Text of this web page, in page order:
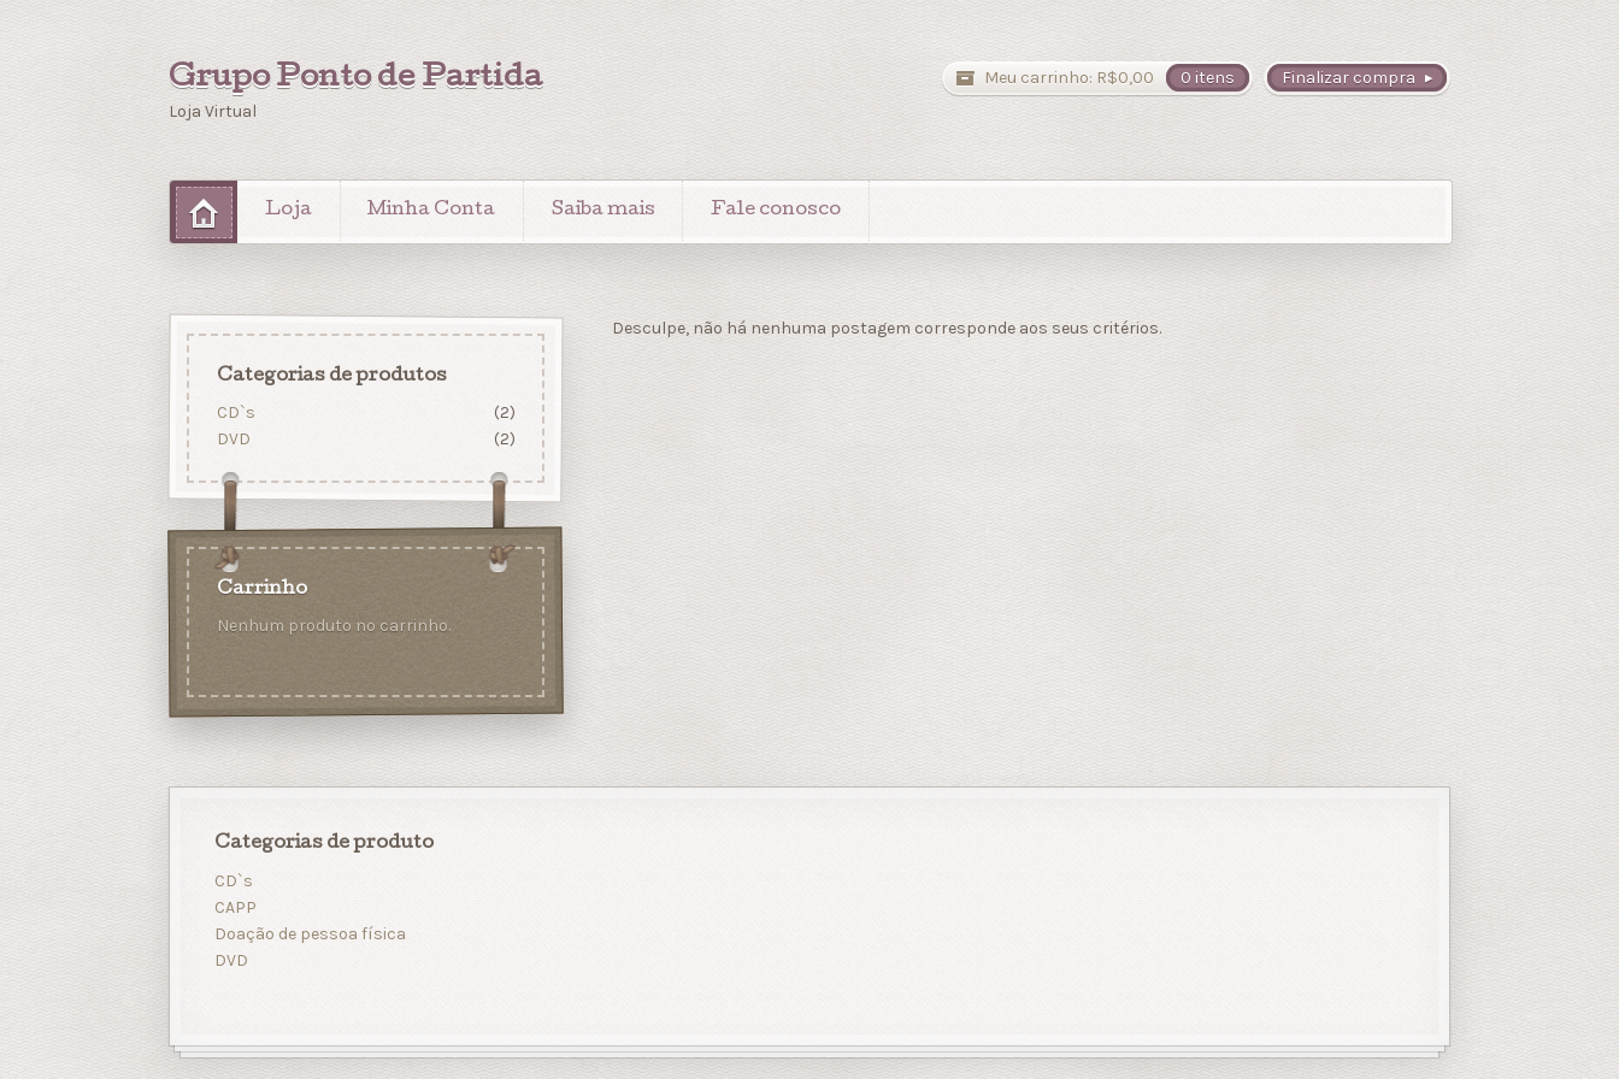
Grupo Ponto de Partida
Loja Virtual
Finalizar compra
Meu carrinho: R$0,00 0 itens
Loja Minha Conta Saiba mais Fale conosco
Desculpe, não há nenhuma postagem corresponde aos seus critérios.
Categorias de produtos
CD`s
(2)
DVD
(2)
Carrinho
Nenhum produto no carrinho.
Categorias de produto
CD`s
CAPP
Doação de pessoa física
DVD